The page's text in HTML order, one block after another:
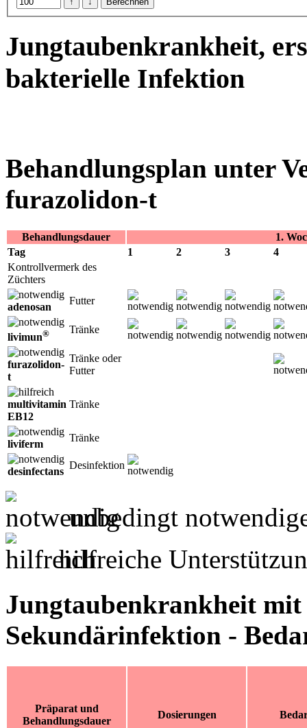
Jungtaubenkrankheit,
bakterielle Infektion
Behandlungsplan unter
furazolidon-t
Behandlungsdauer
1.
Tag
1 2 3
4
Kontrollvermerk des
Züchters
adenosan
Futter
livimun® Tränke
furazolidon-
t
Tränke oder
Futter
multivitamin
EB12
Tränke
liviferm
Tränke
desinfectans
Desinfektion
unbedingt
hilfreiche
Jungtaubenkrankheit
Sekundärinfektion -
Präparat und
Behandlungsdauer
Dosierungen